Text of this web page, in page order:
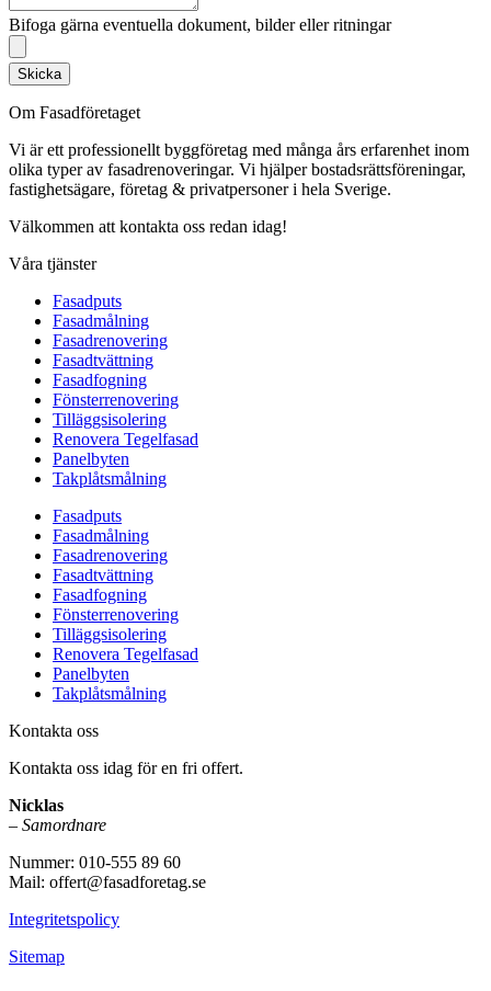
Bifoga gärna eventuella dokument, bilder eller ritningar
Skicka
Om Fasadföretaget
Vi är ett professionellt byggföretag med många års erfarenhet inom
olika typer av fasadrenoveringar. Vi hjälper bostadsrättsföreningar,
fastighetsägare, företag & privatpersoner i hela Sverige.
Välkommen att kontakta oss redan idag!
Våra tjänster
Fasadputs
Fasadmålning
Fasadrenovering
Fasadtvättning
Fasadfogning
Fönsterrenovering
Tilläggsisolering
Renovera Tegelfasad
Panelbyten
Takplåtsmålning
Fasadputs
Fasadmålning
Fasadrenovering
Fasadtvättning
Fasadfogning
Fönsterrenovering
Tilläggsisolering
Renovera Tegelfasad
Panelbyten
Takplåtsmålning
Kontakta oss
Kontakta oss idag för en fri offert.
Nicklas
– Samordnare
Nummer: 010-555 89 60
Mail: offert@fasadforetag.se
Integritetspolicy
Sitemap